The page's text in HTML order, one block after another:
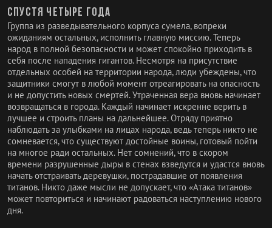
Спустя четыре года
Группа из разведывательного корпуса сумела, вопреки
ожиданиям остальных, исполнить главную миссию. Теперь
народ в полной безопасности и может спокойно приходить в
себя после нападения гигантов. Несмотря на присутствие
отдельных особей на территории народа, люди убеждены, что
защитники смогут в любой момент отреагировать на опасность
и не допустить новых смертей. Утраченная вера вновь начинает
возвращаться в города. Каждый начинает искренне верить в
лучшее и строить планы на дальнейшее. Отряду приятно
наблюдать за улыбками на лицах народа, ведь теперь никто не
сомневается, что существуют достойные воины, готовый пойти
на многое ради остальных. Нет сомнений, что в скором
времени разрушенные дыры в стенах взведутся и удастся вновь
начать отстраивать деревушки, пострадавшие от появления
титанов. Никто даже мысли не допускает, что «Атака титанов»
может повториться и начинают радоваться наступлению нового
дня.